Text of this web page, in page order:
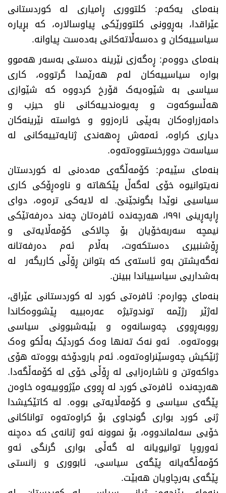
بنەمای یەکەم: کلتووری ڕامیاری لە کوردستانی
عێراقدا، بەڕوونی کلتوورێکی پیاوسالارە، کە بڕیارە
سیاسییەکان و دەسەڵاتەکانی بەدەست پیاوانە.
بنەمای دووەم: ڕەگەزی نێرینە دەستی بەسەر هەموو
بوارە سیاسییەکان لەم هەرێمدا گرتووە، کاری
سیاسی بە شێوەیەک قۆرخ کردووە کە شێوازی
هەڵسوکەوت و پەیوەندییەکانی ناو حیزب و
دامەزراوەکان بەپێی ئارەزوو و خواستە نێرینەکان
دیاری کراوە، ئەمەش ڕەهەندی ژنایەتییەکانی لە
سیاسەت دوورخستووەتەوە.
بنەمای سێیەم: کۆمەڵگەی مەدەنی لە کوردستان
نەیتوانیوە خۆی لەگەڵ پێکهاتە و ناوەڕۆکی کاری
سیاسیی نوێدا بگونجێنێ. لە لایەکی ترەوە، دوای
ڕاپەڕینی ١٩٩١، هەرچەندە ئافرەتان چەند دەرفەتێکی
نیمچە سەربەخۆیان بۆ چالاکی کۆمەڵایەتی و
ڕۆشنبیری دەستکەوت، بەڵام ئەم دەرفەتانە
نەگەیشتن بەو ئاستەی کە بتوانن ڕۆڵی کاریگەر لە
بەشداریی سیاسییاندا ببینن.
بنەمای چوارەم: ئافرەتی کورد لە کوردستانی عێراق،
لەژێر رژێمە توندوتیژە عەرەبییە پێشووەکاندا
رووبەڕووی چەوسانەوە و بێبەشبوونی سیاسی
بووەتەوە. ئەو نەک تەنها وەک کوردێک بەڵکو وەک
ژنێکیش چەوسێنراوەتەوە. ئەم بارودۆخە بووەتە هۆی
دواکەوتن و ناشارەزایی لە ڕۆڵی خۆی لە کۆمەڵگەدا.
هەرچەندە ئافرەتی کورد لە ڕووی مێژووییەوە خاوەن
پێگەی سیاسی و کۆمەڵایەتی بووە. لە کاتێکیشدا
ژنی کورد بواری گونجاوی بۆ کراوەتەوە تواناکانی
خۆیی سەلماندووە، بۆ نموونە ئەو ژنانەی کە دەچنە
ئەوروپا توانیویانە لە گەڵی بواری گرنگی ئەو
کۆمەڵگەیانە پێگەی سیاسی، ئابووری و زانستی
پێگەی بەرچاویان هەبێت.